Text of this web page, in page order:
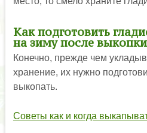
Как подготовить
на зиму после выкопки
Конечно, прежде чем
хранение, их нужно
выкопать.
Советы как и когда